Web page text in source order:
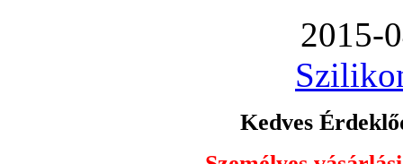
2015-
Kedves